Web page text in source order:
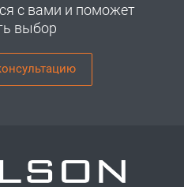
с вами и поможет
выбор